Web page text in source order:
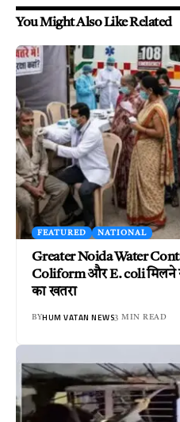
You Might Also Like Related
FEATURED NATIONAL
Greater Noida Water
Coliform और E. coli मिलने
का खतरा
BYHUM VATAN NEWS3 MIN READ